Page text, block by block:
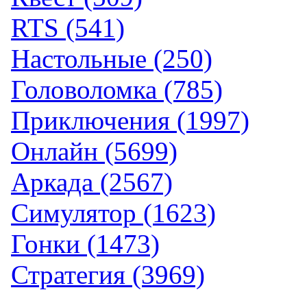
RTS (541)
Настольные (250)
Головоломка (785)
Приключения (1997)
Онлайн (5699)
Аркада (2567)
Симулятор (1623)
Гонки (1473)
Стратегия (3969)